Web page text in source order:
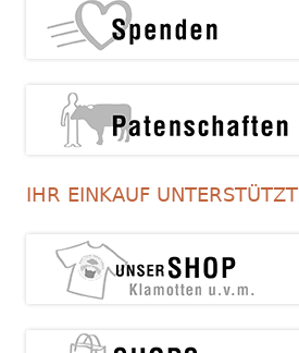
IHR EINKAUF UNTERSTÜTZT